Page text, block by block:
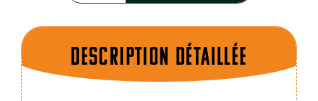
Description dÉtaillÉe